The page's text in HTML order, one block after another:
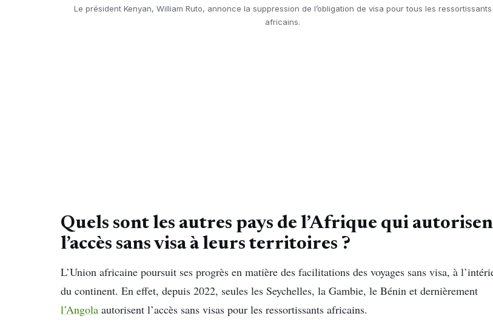
Le président Kenyan, William Ruto, annonce la suppression de l’obligation de visa pour tous les ressortissants
africains.
Quels sont les autres pays de l’Afrique qui
l’accès sans visa à leurs territoires ?
L’Union africaine poursuit ses progrès en matière des facilitations des voyages sans visa, à
du continent. En effet, depuis 2022, seules les Seychelles, la Gambie, le Bénin et dernièrement
l’Angola autorisent l’accès sans visas pour les ressortissants africains.